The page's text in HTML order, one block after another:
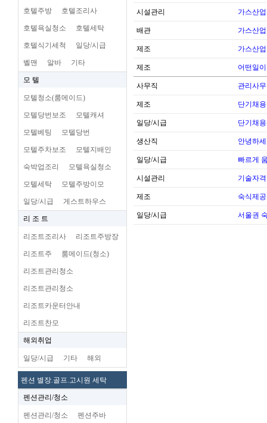
호텔주방 호텔조리사
호텔욕실청소 호텔세탁
호텔식기세척 일당/시급
벨맨 알바 기타
모 텔
모텔청소(룸메이드)
모텔당번보조 모텔캐셔
모텔베팅 모텔당번
모텔주차보조 모텔지배인
숙박업조리 모텔욕실청소
모텔세탁 모텔주방이모
일당/시급 게스트하우스
리 조 트
리조트조리사 리조트주방장
리조트주 룸메이드(청소)
리조트관리청소
리조트관리청소
리조트카운터안내
리조트찬모
해외취업
일당/시급 기타 해외
펜션 별장.골프.고시원 세탁
펜션관리/청소
펜션관리/청소 펜션주바
시설관리 가스산
배관 가스산
제조 가스산
제조 어떤일
사무직 관리사
제조 단기채
일당/시급 단기채
생산직 안녕하
일당/시급 빠르게
시설관리 기술자
제조 숙식제
일당/시급 서울권